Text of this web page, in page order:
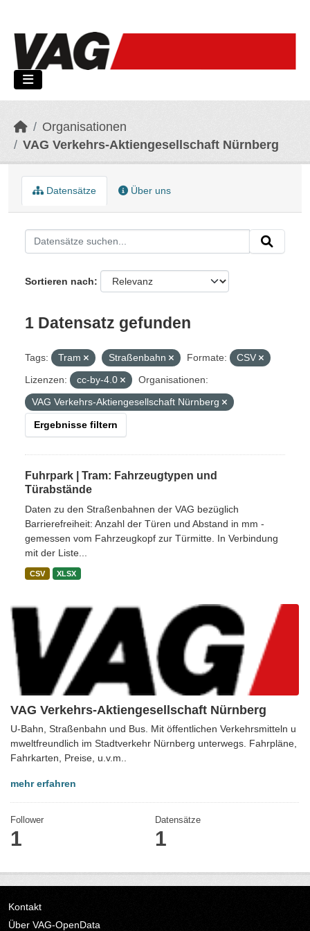
Organisationen
VAG Verkehrs-Aktiengesellschaft Nürnberg
VAG Verkehrs-Aktiengesellschaft Nürnberg
U-Bahn, Straßenbahn und Bus. Mit öffentlichen Verkehrsmitteln u
mweltfreundlich im Stadtverkehr Nürnberg unterwegs. Fahrpläne,
Fahrkarten, Preise, u.v.m..
mehr erfahren
Follower
1
Datensätze
1
Datensätze Über uns
Sortieren nach
1 Datensatz gefunden
Tags: Tram Straßenbahn Formate:
CSV
Lizenzen:
cc-by-4.0
Organisationen:
VAG Verkehrs-Aktiengesellschaft Nürnberg
Ergebnisse filtern
Fuhrpark | Tram: Fahrzeugtypen und
Türabstände
Daten zu den Straßenbahnen der VAG bezüglich
Barrierefreiheit: Anzahl der Türen und Abstand in mm -
gemessen vom Fahrzeugkopf zur Türmitte. In Verbindung
mit der Liste...
CSV XLSX
Kontakt
Über VAG-OpenData